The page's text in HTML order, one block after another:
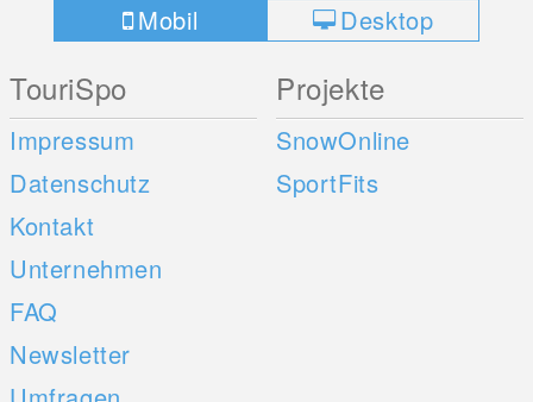
Mobil Desktop
TouriSpo
Impressum
Datenschutz
Kontakt
Unternehmen
FAQ
Newsletter
Projekte
SnowOnline
SportFits